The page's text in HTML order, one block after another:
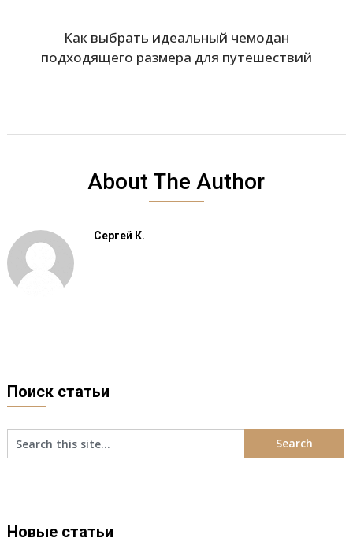
Как выбрать идеальный чемодан
подходящего размера для путешествий
About The Author
Сергей К.
Поиск статьи
Новые статьи